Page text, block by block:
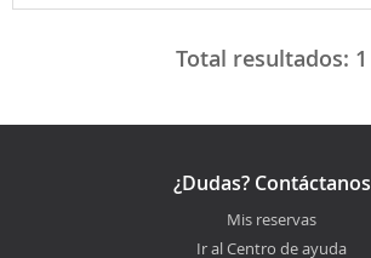
Total resultados: 1
¿Dudas? Contáctanos
Mis reservas
Ir al Centro de ayuda